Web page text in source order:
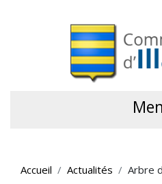
Accueil Actualités Arbre